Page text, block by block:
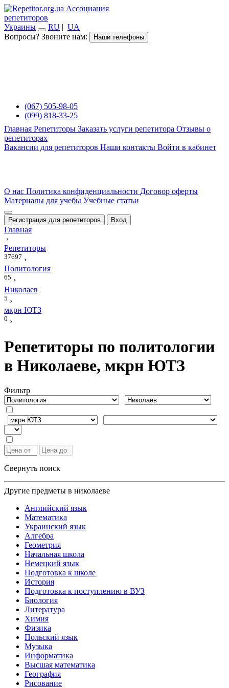
Ассоциация
репетиторов
Украины
RU | UA
Вопросы? Звоните нам:
Наши телефоны
(067) 505-98-05
(099) 818-33-25
Главная Репетиторы Заказать услуги репетитора Отзывы о
репетиторах
Вакансии для репетиторов Наши контакты Войти в кабинет
О нас Политика конфиденциальности Договор оферты
Материалы для учебы Учебные статьи
Регистрация для репетиторов Вход
Главная
›
Репетиторы
37697 ›
Политология
65 ›
Николаев
5 ›
мкрн ЮТЗ
0 ›
Репетиторы по политологии
в Николаеве, мкрн ЮТЗ
Фильтр
Свернуть поиск
Другие предметы в николаеве
Английский язык
Математика
Украинский язык
Алгебра
Геометрия
Начальная школа
Немецкий язык
Подготовка к школе
История
Подготовка к поступлению в ВУЗ
Биология
Литература
Химия
Физика
Польский язык
Музыка
Информатика
Высшая математика
География
Рисование